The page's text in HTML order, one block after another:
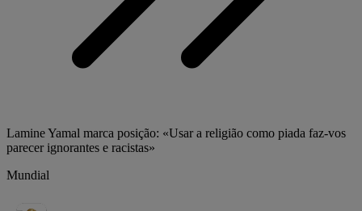
Lamine Yamal marca posição: «Usar a religião como piada faz-vos
parecer ignorantes e racistas»
Mundial